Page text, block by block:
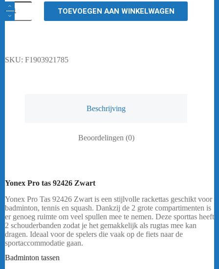
Yonex
Pro
Tas
TOEVOEGEN AAN WINKELWAGEN
SKU: F1903921785
Beschrijving
Beoordelingen (0)
Yonex Pro tas 92426 Zwart
Yonex Pro Tas 92426 Zwart is een stijlvolle rackettas geschikt voor
badminton, tennis en squash. Dankzij de 2 grote compartimenten is
er genoeg ruimte om veel spullen mee te nemen. Deze sporttas heeft
2 schouderbanden zodat je het gemakkelijk als rugtas mee kan
dragen. Ideaal voor de spelers die vaak op de fiets naar de
sportaccommodatie gaan.
Badminton tassen